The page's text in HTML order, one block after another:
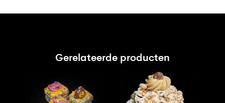
Gerelateerde producten